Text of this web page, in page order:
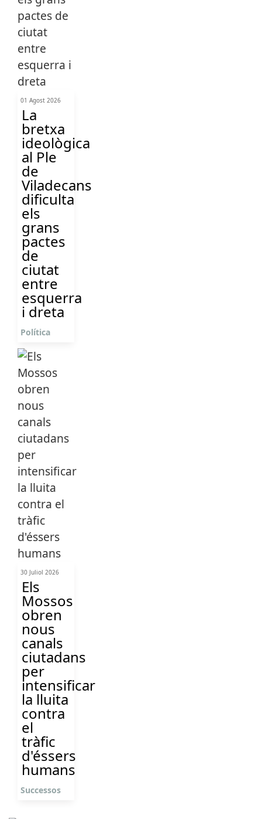
01 Agost 2026
La
bretxa
ideològica
al Ple
de
Viladecans
dificulta
els
grans
pactes
de
ciutat
entre
esquerra
i dreta
Política
30 Juliol 2026
Els
Mossos
obren
nous
canals
ciutadans
per
intensificar
la lluita
contra
el
tràfic
d'éssers
humans
Successos